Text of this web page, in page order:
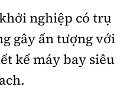
cấp ngày 1/4/2025.
Hoan, phường Giảng Võ,
nghiệp có trụ
gây ấn tượng với
kế máy bay siêu